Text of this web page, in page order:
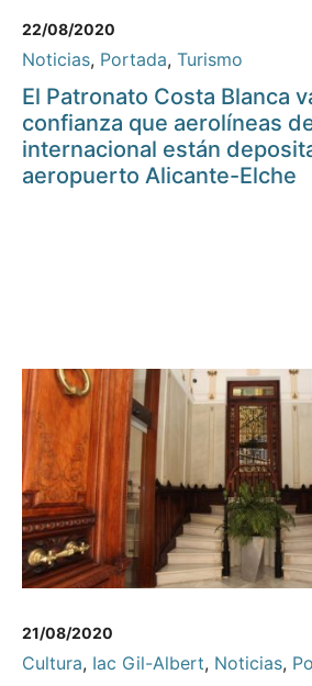
22/08/2020
Noticias, Portada, Turismo
El Patronato Costa Blanca
confianza que aerolíneas
internacional están
aeropuerto Alicante-Elche
21/08/2020
Cultura, Iac Gil-Albert, Noticias,